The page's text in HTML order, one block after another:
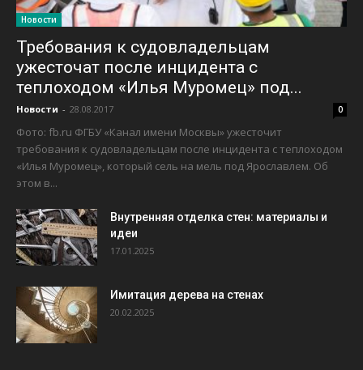
Новости
Требования к судовладельцам
ужесточат после инцидента с
теплоходом «Илья Муромец» под...
Новости - 28.08.2017 0
Фото: fb.ru ФГБУ «Канал имени Москвы» ужесточит
требования к судовладельцам после инцидента с теплоходом
«Илья Муромец», который сель на мель под Ярославлем. Об
этом в...
Внутренняя отделка стен: материалы и
идеи
17.01.2025
Имитация дерева на стенах
20.02.2025